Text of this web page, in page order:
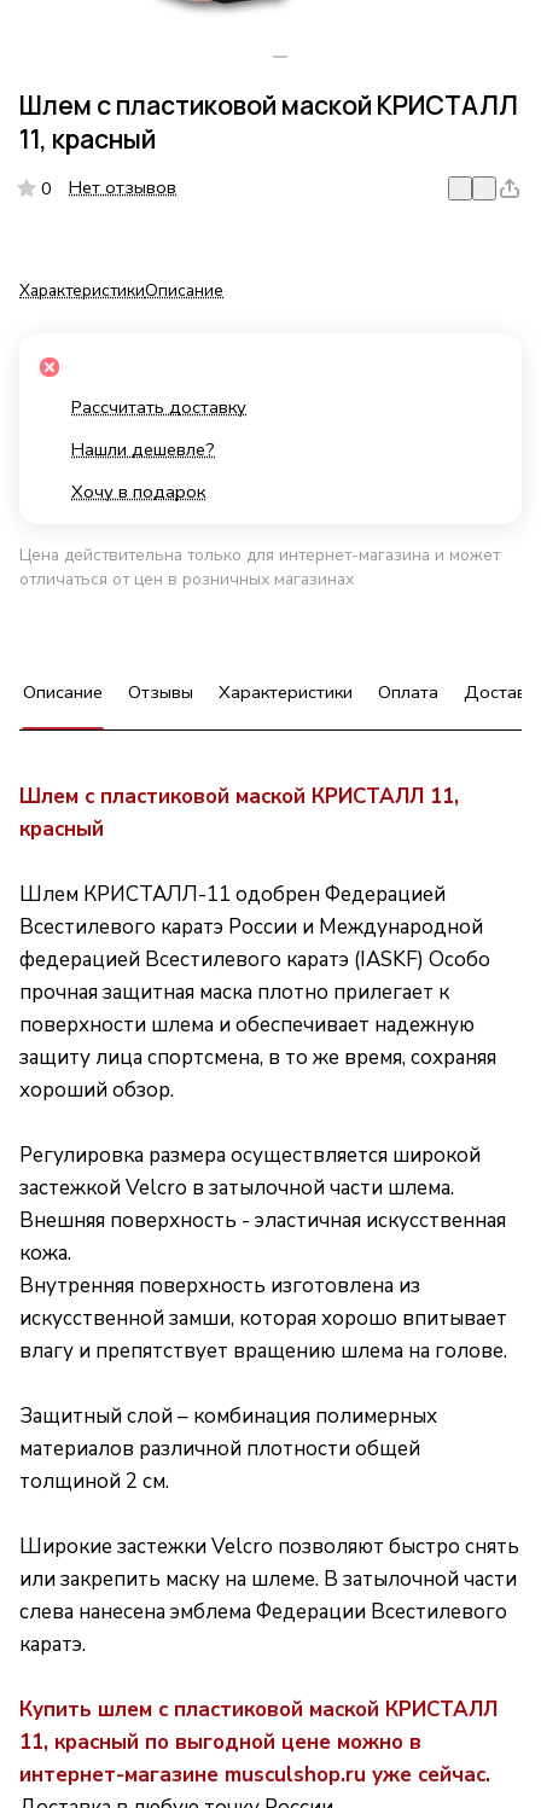
Шлем с пластиковой маской КРИСТАЛЛ
11, красный
0 Нет отзывов
ХарактеристикиОписание
Рассчитать доставку
Нашли дешевле?
Хочу в подарок
Цена действительна только для интернет-магазина и может
отличаться от цен в розничных магазинах
Описание Отзывы Характеристики Оплата
Шлем с пластиковой маской КРИСТАЛЛ 11,
красный
Шлем КРИСТАЛЛ-11 одобрен Федерацией
Всестилевого каратэ России и Международной
федерацией Всестилевого каратэ (IASKF) Особо
прочная защитная маска плотно прилегает к
поверхности шлема и обеспечивает надежную
защиту лица спортсмена, в то же время, сохраняя
хороший обзор.
Регулировка размера осуществляется широкой
застежкой Velcro в затылочной части шлема.
Внешняя поверхность - эластичная искусственная
кожа.
Внутренняя поверхность изготовлена из
искусственной замши, которая хорошо впитывает
влагу и препятствует вращению шлема на голове.
Защитный слой – комбинация полимерных
материалов различной плотности общей
толщиной 2 см.
Широкие застежки Velcro позволяют быстро снять
или закрепить маску на шлеме. В затылочной части
слева нанесена эмблема Федерации Всестилевого
каратэ.
Купить шлем с пластиковой маской КРИСТАЛЛ
11, красный по выгодной цене можно в
интернет-магазине musculshop.ru уже сейчас.